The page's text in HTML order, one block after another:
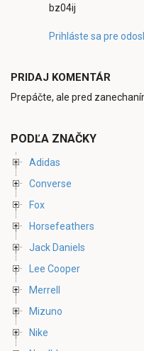
bz04ij
Prihláste sa pre
PRIDAJ KOMENTÁR
Prepáčte, ale pred
PODĽA ZNAČKY
Adidas
Converse
Fox
Horsefeathers
Jack Daniels
Lee Cooper
Merrell
Mizuno
Nike